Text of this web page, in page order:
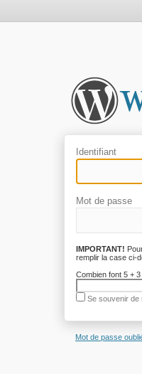
Identifiant
Mot de passe
IMPORTANT!
remplir la case ci-
Combien font 5 + 3
Se souvenir de
Mot de passe